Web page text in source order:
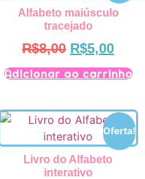
Alfabeto maiúsculo
tracejado
R$8,00 R$5,00
Adicionar ao carrinho
Oferta!
Livro do Alfabeto
interativo